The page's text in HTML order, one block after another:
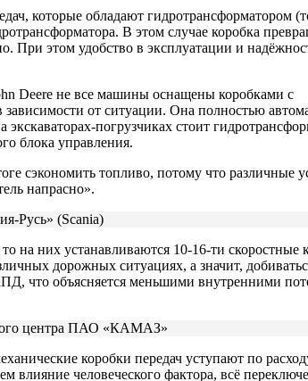
которые обладают гидротрансформатором
В этом случае коробка
При этом удобство в эксплуатации и
Deere не все машины оснащены коробками с
от ситуации. Она полностью
погрузчиках стоит
блока управления.
сэкономить топливо, потому что различные
напрасно».
Русь» (Scania)
на них устанавливаются 10-16-ти скоростные
дорожных ситуациях, а значит,
что объясняется меньшими внутренними
центра ПАО «КАМАЗ»
коробки передач уступают по
человеческого фактора, всё